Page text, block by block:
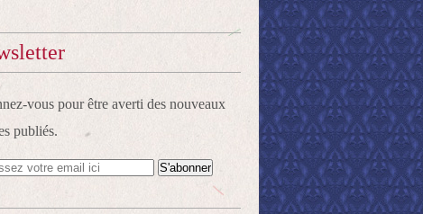
vous pour être averti des nouveaux
publiés.